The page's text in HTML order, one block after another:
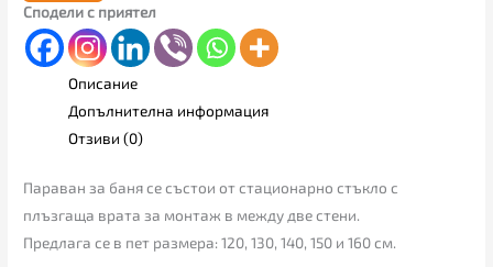
Сподели с приятел
Описание
Допълнителна информация
Отзиви (0)
Параван за баня се състои от стационарно стъкло с
плъзгаща врата за монтаж в между две стени.
Предлага се в пет размера: 120, 130, 140, 150 и 160 см.